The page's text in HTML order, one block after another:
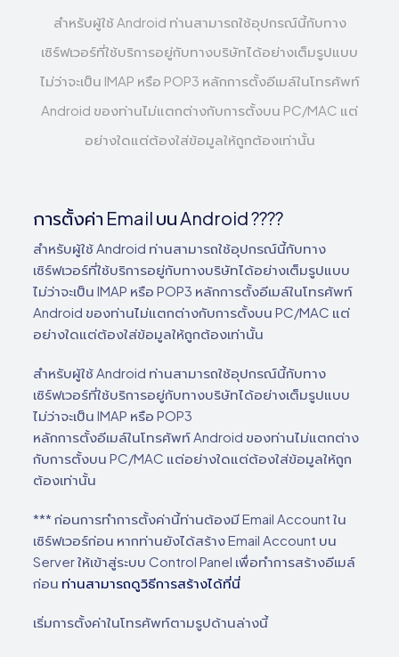
สำหรับผู้ใช้ Android ท่านสามารถใช้อุปกรณ์นี้กับทาง
เซิร์ฟเวอร์ที่ใช้บริการอยู่กับทางบริษัทได้อย่างเต็มรูปแบบ
ไม่ว่าจะเป็น IMAP หรือ POP3 หลักการตั้งอีเมล์ในโทรศัพท์
Android ของท่านไม่แตกต่างกับการตั้งบน PC/MAC แต่
อย่างใดแต่ต้องใส่ข้อมูลให้ถูกต้องเท่านั้น
การตั้งค่า Email บน Android ????
สำหรับผู้ใช้ Android ท่านสามารถใช้อุปกรณ์นี้กับทาง
เซิร์ฟเวอร์ที่ใช้บริการอยู่กับทางบริษัทได้อย่างเต็มรูปแบบ
ไม่ว่าจะเป็น IMAP หรือ POP3 หลักการตั้งอีเมล์ในโทรศัพท์
Android ของท่านไม่แตกต่างกับการตั้งบน PC/MAC แต่
อย่างใดแต่ต้องใส่ข้อมูลให้ถูกต้องเท่านั้น
สำหรับผู้ใช้ Android ท่านสามารถใช้อุปกรณ์นี้กับทาง
เซิร์ฟเวอร์ที่ใช้บริการอยู่กับทางบริษัทได้อย่างเต็มรูปแบบ
ไม่ว่าจะเป็น IMAP หรือ POP3
หลักการตั้งอีเมล์ในโทรศัพท์ Android ของท่านไม่แตกต่าง
กับการตั้งบน PC/MAC แต่อย่างใดแต่ต้องใส่ข้อมูลให้ถูก
ต้องเท่านั้น
*** ก่อนการทำการตั้งค่านี้ท่านต้องมี Email Account ใน
เซิร์ฟเวอร์ก่อน หากท่านยังได้สร้าง Email Account บน
Server ให้เข้าสู่ระบบ Control Panel เพื่อทำการสร้างอีเมล์
ก่อน ท่านสามารถดูวิธีการสร้างได้ที่นี่
เริ่มการตั้งค่าในโทรศัพท์ตามรูปด้านล่างนี้